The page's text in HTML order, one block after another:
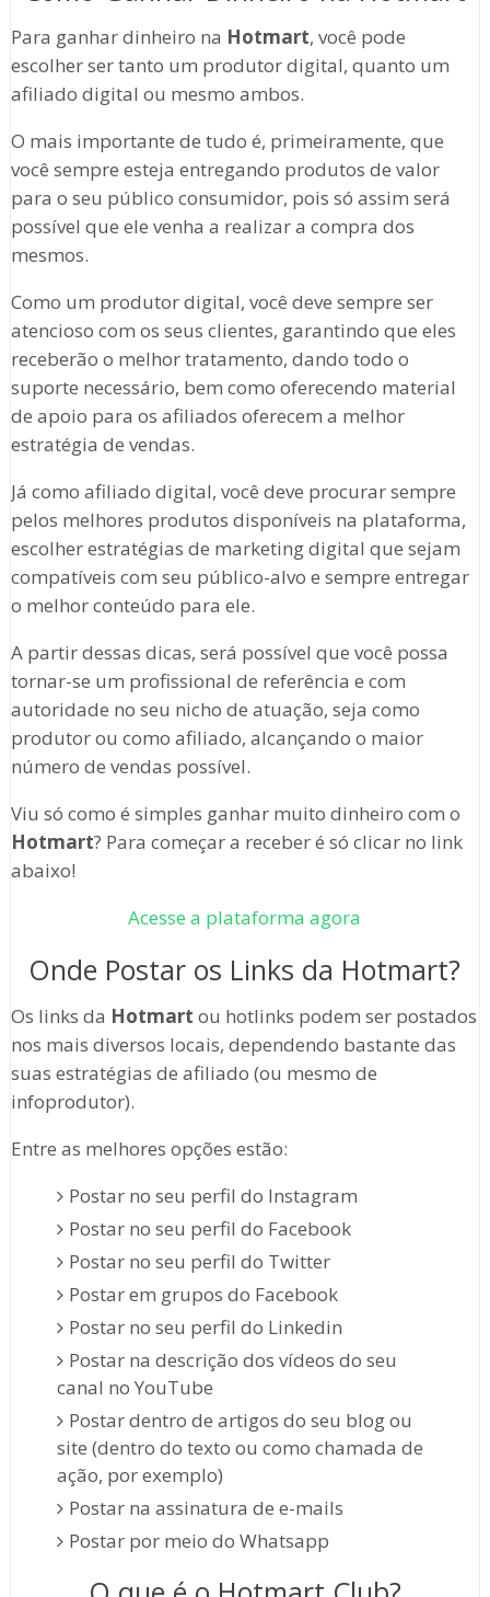
Para ganhar dinheiro na Hotmart, você pode
escolher ser tanto um produtor digital, quanto um
afiliado digital ou mesmo ambos.
O mais importante de tudo é, primeiramente, que
você sempre esteja entregando produtos de valor
para o seu público consumidor, pois só assim será
possível que ele venha a realizar a compra dos
mesmos.
Como um produtor digital, você deve sempre ser
atencioso com os seus clientes, garantindo que eles
receberão o melhor tratamento, dando todo o
suporte necessário, bem como oferecendo material
de apoio para os afiliados oferecem a melhor
estratégia de vendas.
Já como afiliado digital, você deve procurar sempre
pelos melhores produtos disponíveis na plataforma,
escolher estratégias de marketing digital que sejam
compatíveis com seu público-alvo e sempre entregar
o melhor conteúdo para ele.
A partir dessas dicas, será possível que você possa
tornar-se um profissional de referência e com
autoridade no seu nicho de atuação, seja como
produtor ou como afiliado, alcançando o maior
número de vendas possível.
Viu só como é simples ganhar muito dinheiro com o
Hotmart? Para começar a receber é só clicar no link
abaixo!
Acesse a plataforma agora
Onde Postar os Links da Hotmart?
Os links da Hotmart ou hotlinks podem ser postados
nos mais diversos locais, dependendo bastante das
suas estratégias de afiliado (ou mesmo de
infoprodutor).
Entre as melhores opções estão:
Postar no seu perfil do Instagram
Postar no seu perfil do Facebook
Postar no seu perfil do Twitter
Postar em grupos do Facebook
Postar no seu perfil do Linkedin
Postar na descrição dos vídeos do seu
canal no YouTube
Postar dentro de artigos do seu blog ou
site (dentro do texto ou como chamada de
ação, por exemplo)
Postar na assinatura de e-mails
Postar por meio do Whatsapp